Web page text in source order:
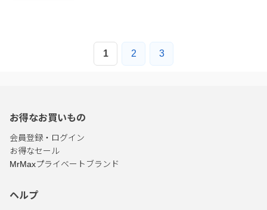
1 2 3
お得なお買いもの
会員登録・ログイン
お得なセール
MrMaxプライベートブランド
ヘルプ